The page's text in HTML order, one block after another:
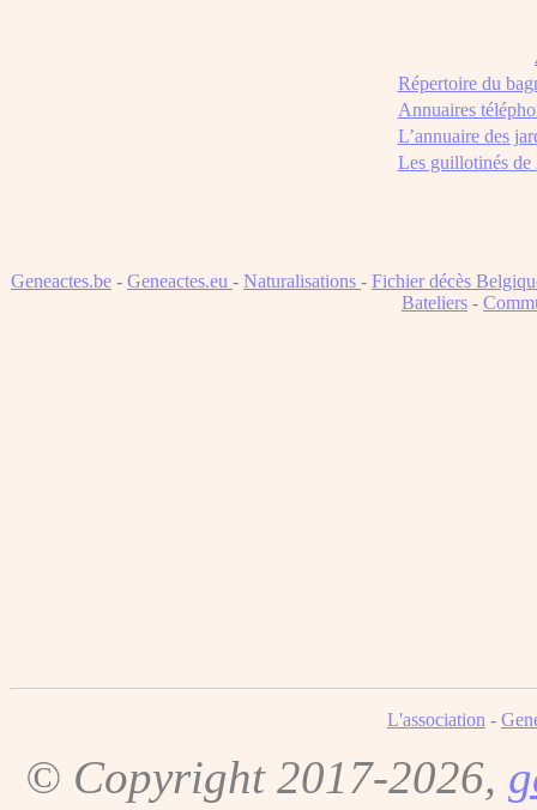
Répertoire du
Annuaires
L’annuaire des
Les guillotinés de
Geneactes.be - Geneactes.eu - Naturalisations - Fichier décès
Bateliers -
L'association -
© Copyright 2017-2026,